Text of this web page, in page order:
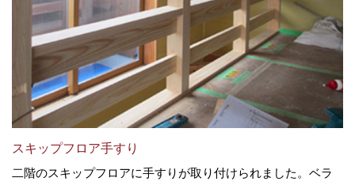
スキップフロア手すり
二階のスキップフロアに手すりが取り付けられました。ベラ